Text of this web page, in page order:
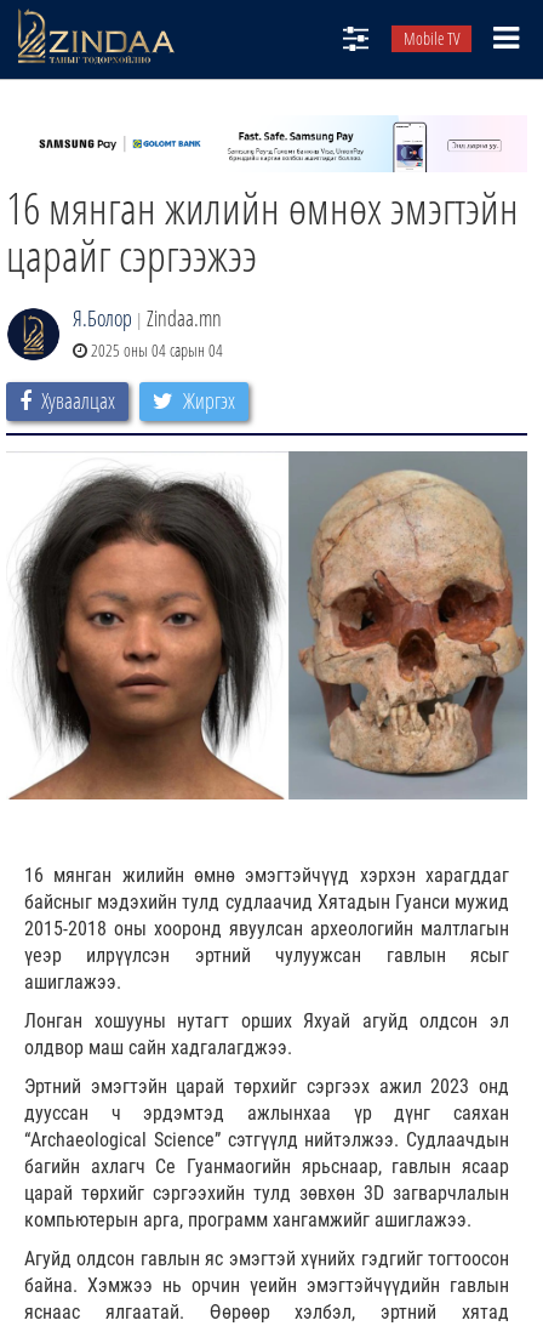
Mobile TV
ТВ8
ӨГЛӨӨНИЙ СОНИН
АУДИО ЗОХИОЛ
ЗИНДАА СЭТГҮҮЛ
16 мянган жилийн өмнөх эмэгтэйн
царайг сэргээжээ
Я.Болор | Zindaa.mn
2025 оны 04 сарын 04
Хуваалцах Жиргэх
16 мянган жилийн өмнө эмэгтэйчүүд хэрхэн харагддаг
байсныг мэдэхийн тулд судлаачид Хятадын Гуанси мужид
2015-2018 оны хооронд явуулсан археологийн малтлагын
үеэр илрүүлсэн эртний чулуужсан гавлын ясыг
ашиглажээ.
Лонган хошууны нутагт орших Яхуай агуйд олдсон эл
олдвор маш сайн хадгалагджээ.
Эртний эмэгтэйн царай төрхийг сэргээх ажил 2023 онд
дууссан ч эрдэмтэд ажлынхаа үр дүнг саяхан
“Archaeological Science” сэтгүүлд нийтэлжээ. Судлаачдын
багийн ахлагч Се Гуанмаогийн ярьснаар, гавлын ясаар
царай төрхийг сэргээхийн тулд зөвхөн 3D загварчлалын
компьютерын арга, программ хангамжийг ашиглажээ.
Агуйд олдсон гавлын яс эмэгтэй хүнийх гэдгийг тогтоосон
байна. Хэмжээ нь орчин үеийн эмэгтэйчүүдийн гавлын
яснаас ялгаатай. Өөрөөр хэлбэл, эртний хятад